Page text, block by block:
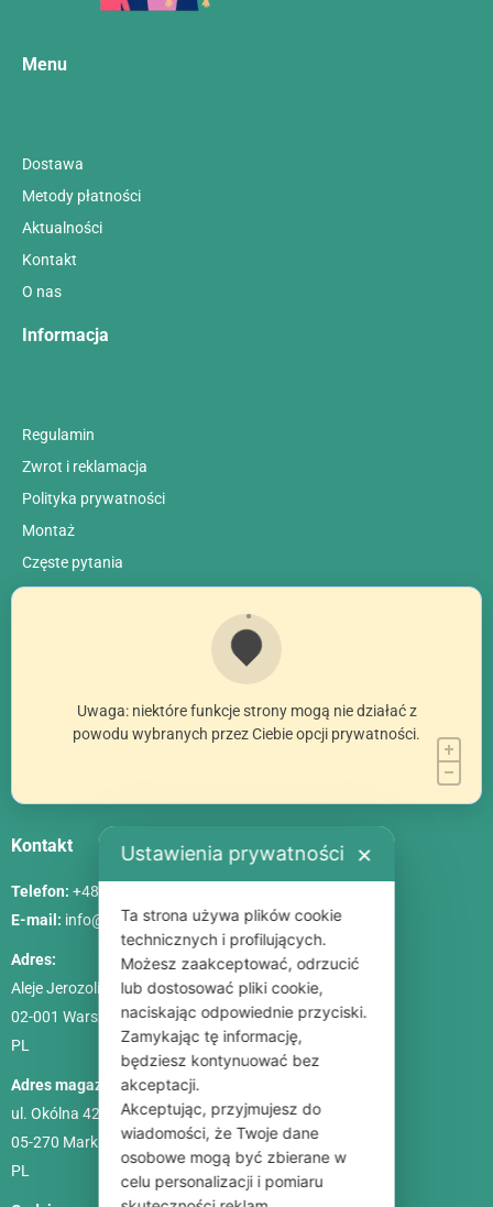
Menu
Dostawa
Metody płatności
Aktualności
Kontakt
O nas
Informacja
Regulamin
Zwrot i reklamacja
Polityka prywatności
Montaż
Сzęste pytania
Uwaga: niektóre funkcje strony mogą nie działać z
powodu wybranych przez Ciebie opcji prywatności.
Kontakt
Telefon: +48 786 84 83 84
E-mail: info@poliszklarnia.pl
Adres:
Aleje Jerozolimskie 85, lok. 21
02-001 Warszawa
PL
Adres magazynu:
ul. Okólna 42C
05-270 Marki
PL
Ustawienia prywatności ✕
Ta strona używa plików cookie
technicznych i profilujących.
Możesz zaakceptować, odrzucić
lub dostosować pliki cookie,
naciskając odpowiednie przyciski.
Zamykając tę informację,
będziesz kontynuować bez
akceptacji.
Akceptując, przyjmujesz do
wiadomości, że Twoje dane
osobowe mogą być zbierane w
celu personalizacji i pomiaru